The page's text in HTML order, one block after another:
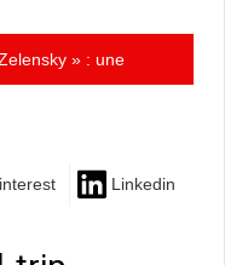
» : une
Linkedin